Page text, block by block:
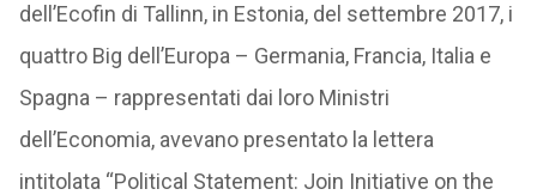
dell’Ecofin di Tallinn, in Estonia, del settembre 2017, i
quattro Big dell’Europa – Germania, Francia, Italia e
Spagna – rappresentati dai loro Ministri
dell’Economia, avevano presentato la lettera
intitolata “Political Statement: Join Initiative on the